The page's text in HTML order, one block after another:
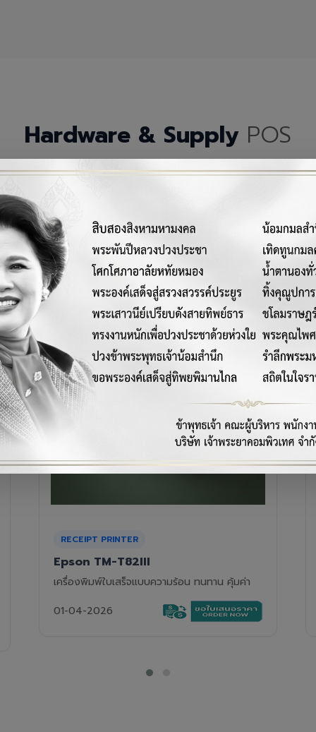
Hardware & Supply POS
ณ์เครื่องมือฮาร์ดแวร์และวัสดุสิ้นเปลืองคุณภาพสูงสำหรับระบบ
RECEIPT PRINTER
Epson TM-T88VII
เครื่องพิมพ์ใบเสร็จความร้อนรุ่นท็อป ความเร็วสูง
01-04-2026